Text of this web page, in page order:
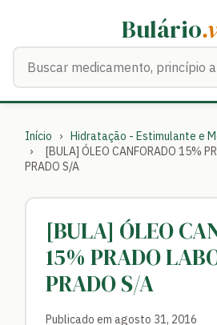
Bulário
Início › Hidratação - Estimulante e
›
[BULA] ÓLEO CANFORADO 15%
PRADO S/A
[BULA] ÓLEO
15% PRADO
PRADO S/A
Publicado em agosto 31, 2016